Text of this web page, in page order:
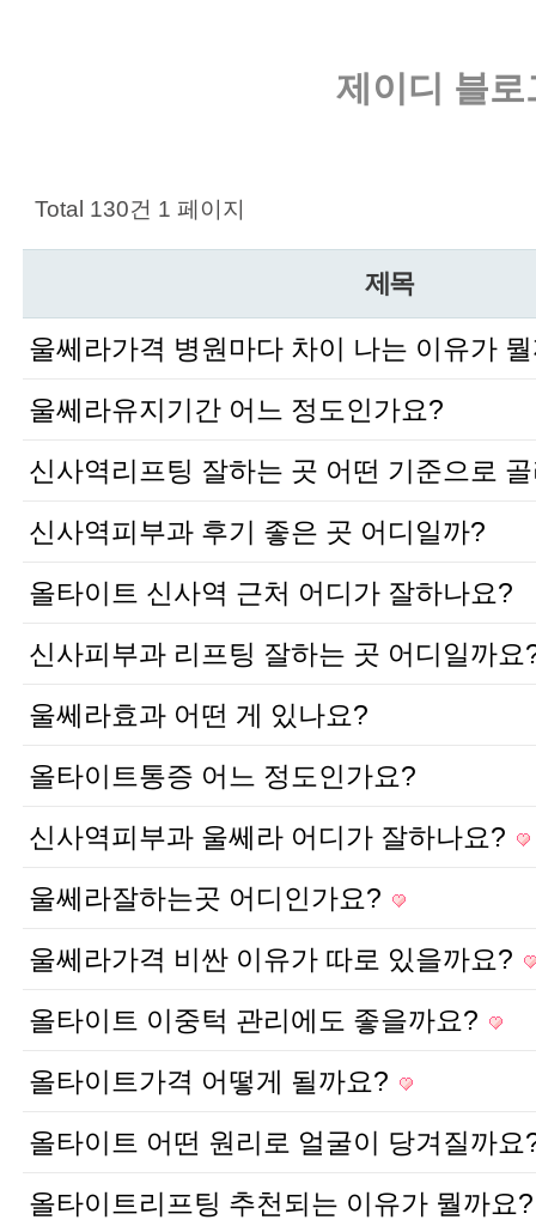
제이디 블로
Total 130건 1 페이지
제목
울쎄라가격 병원마다 차이 나는 이유가
울쎄라유지기간 어느 정도인가요?
신사역리프팅 잘하는 곳 어떤 기준으로
신사역피부과 후기 좋은 곳 어디일까?
올타이트 신사역 근처 어디가 잘하나요?
신사피부과 리프팅 잘하는 곳 어디일까요
울쎄라효과 어떤 게 있나요?
올타이트통증 어느 정도인가요?
신사역피부과 울쎄라 어디가 잘하나요?
울쎄라잘하는곳 어디인가요?
울쎄라가격 비싼 이유가 따로 있을까요?
올타이트 이중턱 관리에도 좋을까요?
올타이트가격 어떻게 될까요?
올타이트 어떤 원리로 얼굴이 당겨질까
올타이트리프팅 추천되는 이유가 뭘까요